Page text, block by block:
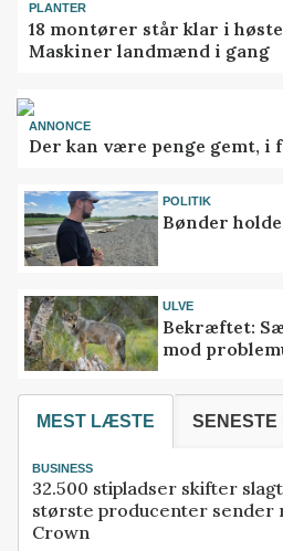
PLANTER
18 montører står klar i
Maskiner landmænd i gang
ANNONCE
Der kan være penge gemt, i
POLITIK
Bønder
ULVE
Bekræftet:
mod
MEST LÆSTE SENESTE
BUSINESS
32.500 stipladser skifter
største producenter sender
Crown